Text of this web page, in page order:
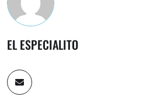
EL ESPECIALITO